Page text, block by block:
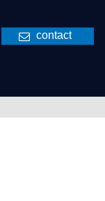
contact